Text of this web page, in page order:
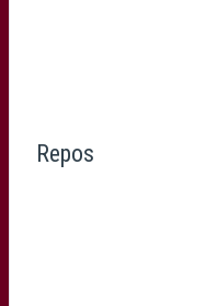
Repos